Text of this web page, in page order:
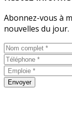
Abonnez-vous à
nouvelles du jour.
Envoyer